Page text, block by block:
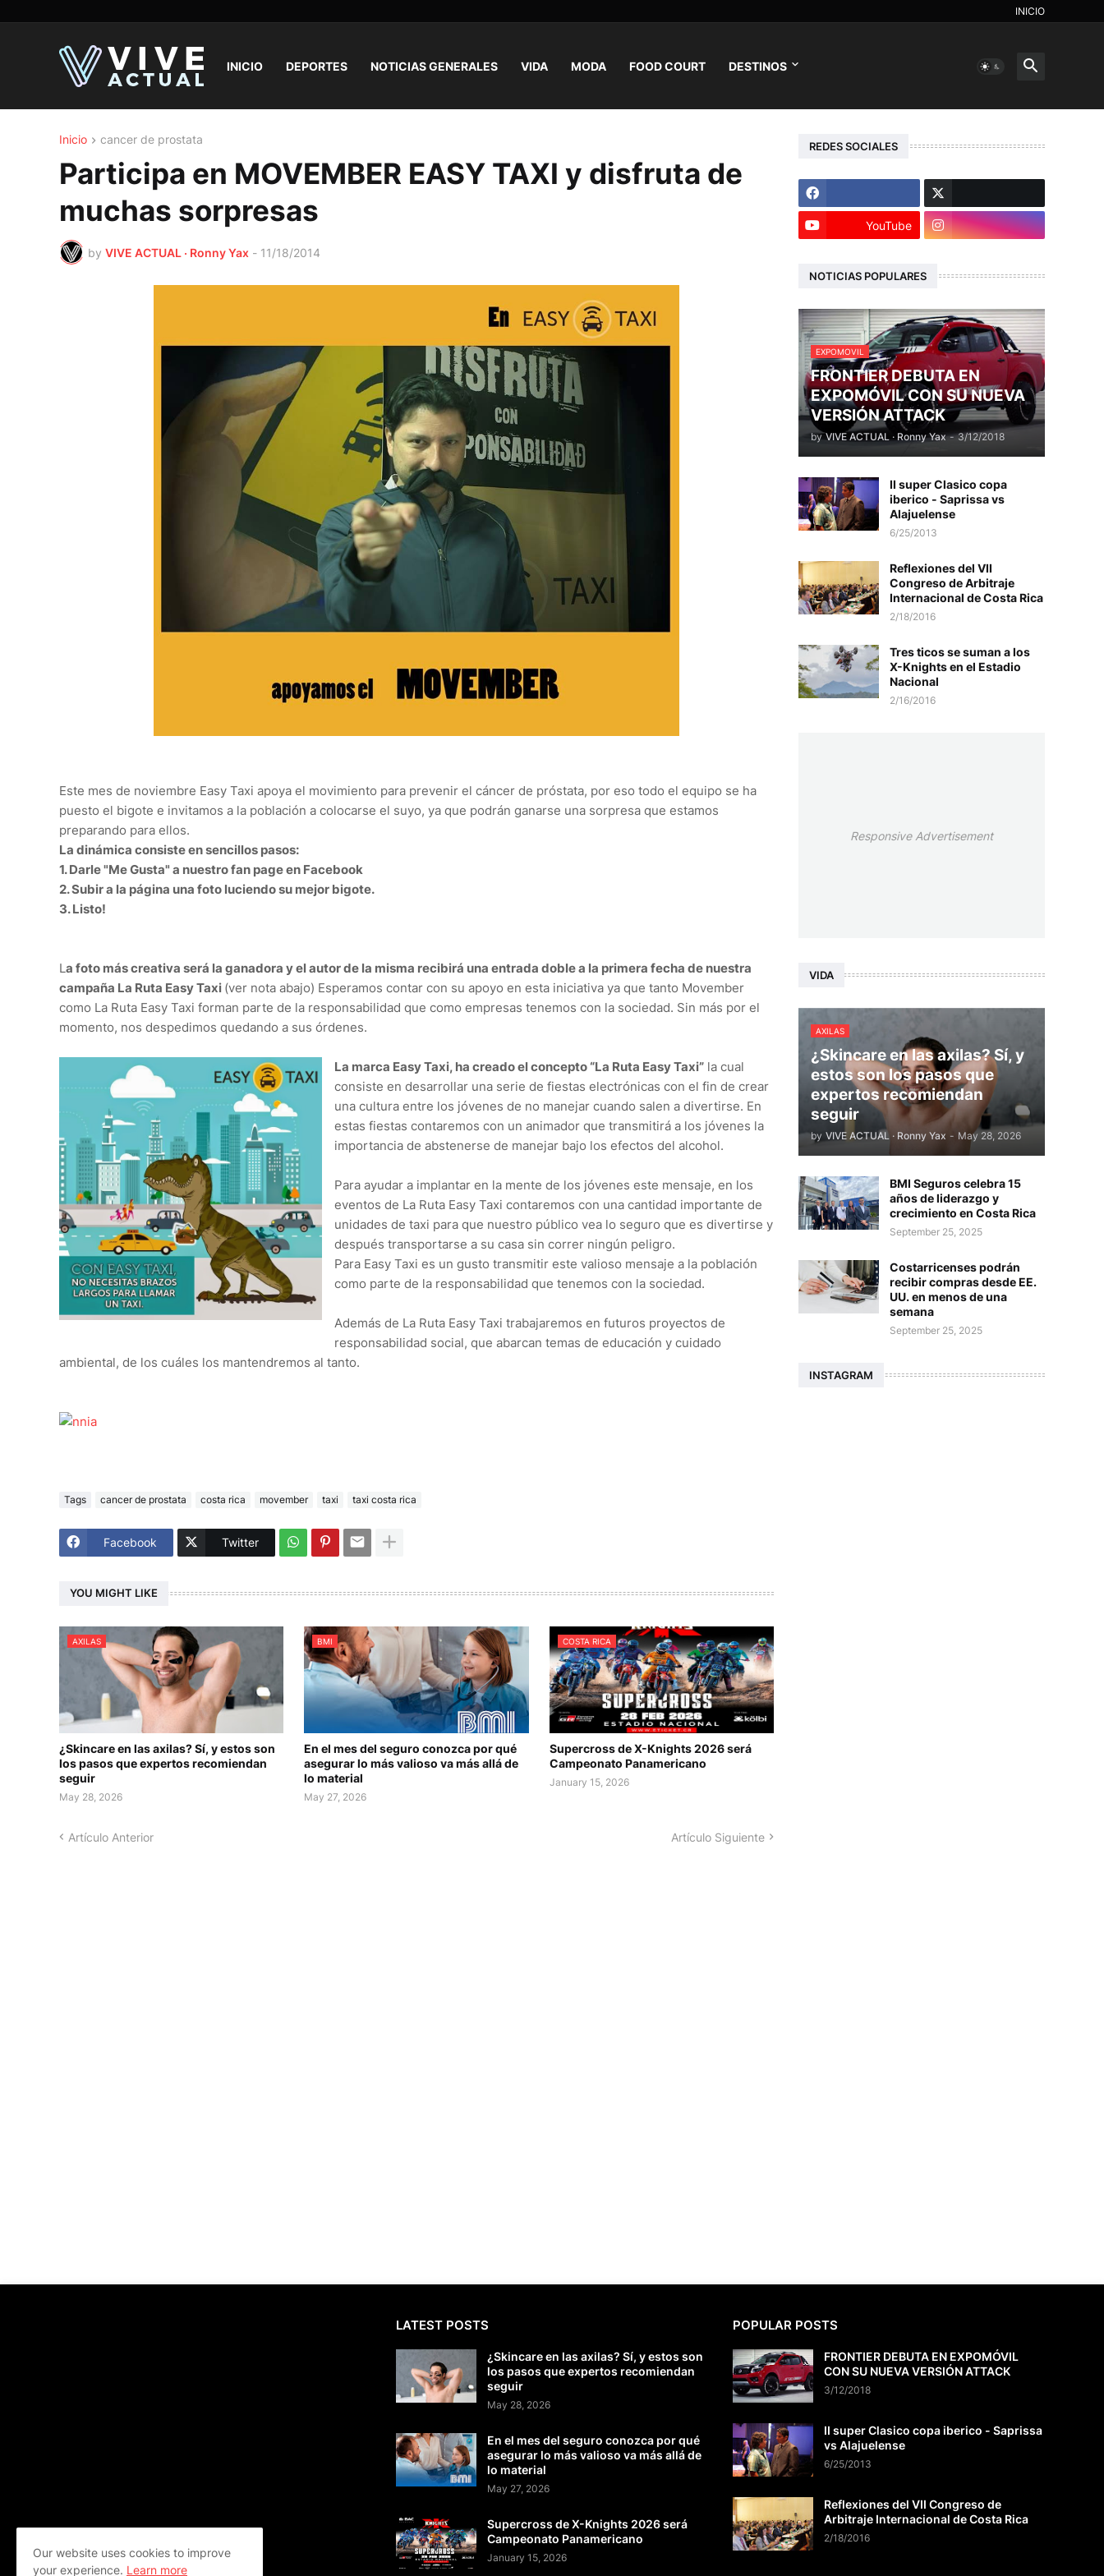
INICIO
INICIO DEPORTES NOTICIAS GENERALES VIDA MODA FOOD COURT DESTINOS
Inicio cancer de prostata
Participa en MOVEMBER EASY TAXI y disfruta de
muchas sorpresas
by VIVE ACTUAL · Ronny Yax - 11/18/2014
Este mes de noviembre Easy Taxi apoya el movimiento para prevenir el cáncer de próstata, por eso todo el equipo se ha
puesto el bigote e invitamos a la población a colocarse el suyo, ya que podrán ganarse una sorpresa que estamos
preparando para ellos.
La dinámica consiste en sencillos pasos:
1. Darle "Me Gusta" a nuestro fan page en Facebook
2. Subir a la página una foto luciendo su mejor bigote.
3. Listo!
La foto más creativa será la ganadora y el autor de la misma recibirá una entrada doble a la primera fecha de nuestra
campaña La Ruta Easy Taxi (ver nota abajo) Esperamos contar con su apoyo en esta iniciativa ya que tanto Movember
como La Ruta Easy Taxi forman parte de la responsabilidad que como empresas tenemos con la sociedad. Sin más por el
momento, nos despedimos quedando a sus órdenes.
La marca Easy Taxi, ha creado el concepto “La Ruta Easy Taxi” la cual
consiste en desarrollar una serie de fiestas electrónicas con el fin de crear
una cultura entre los jóvenes de no manejar cuando salen a divertirse. En
estas fiestas contaremos con un animador que transmitirá a los jóvenes la
importancia de abstenerse de manejar bajo los efectos del alcohol.
Para ayudar a implantar en la mente de los jóvenes este mensaje, en los
eventos de La Ruta Easy Taxi contaremos con una cantidad importante de
unidades de taxi para que nuestro público vea lo seguro que es divertirse y
después transportarse a su casa sin correr ningún peligro.
Para Easy Taxi es un gusto transmitir este valioso mensaje a la población
como parte de la responsabilidad que tenemos con la sociedad.
Además de La Ruta Easy Taxi trabajaremos en futuros proyectos de
responsabilidad social, que abarcan temas de educación y cuidado
ambiental, de los cuáles los mantendremos al tanto.
Tags cancer de prostata costa rica movember taxi taxi costa rica
Facebook Twitter
YOU MIGHT LIKE
AXILAS
¿Skincare en las axilas? Sí, y estos son
los pasos que expertos recomiendan
seguir
May 28, 2026
BMI
En el mes del seguro conozca por qué
asegurar lo más valioso va más allá de
lo material
May 27, 2026
COSTA RICA
Supercross de X-Knights 2026 será
Campeonato Panamericano
January 15, 2026
Artículo Anterior Artículo Siguiente
REDES SOCIALES
YouTube
NOTICIAS POPULARES
EXPOMOVIL
FRONTIER DEBUTA EN
EXPOMÓVIL CON SU NUEVA
VERSIÓN ATTACK
by VIVE ACTUAL · Ronny Yax - 3/12/2018
II super Clasico copa
iberico - Saprissa vs
Alajuelense
6/25/2013
Reflexiones del VII
Congreso de Arbitraje
Internacional de Costa Rica
2/18/2016
Tres ticos se suman a los
X-Knights en el Estadio
Nacional
2/16/2016
Responsive Advertisement
VIDA
AXILAS
¿Skincare en las axilas? Sí, y
estos son los pasos que
expertos recomiendan
seguir
by VIVE ACTUAL · Ronny Yax - May 28, 2026
BMI Seguros celebra 15
años de liderazgo y
crecimiento en Costa Rica
September 25, 2025
Costarricenses podrán
recibir compras desde EE.
UU. en menos de una
semana
September 25, 2025
INSTAGRAM
LATEST POSTS
¿Skincare en las axilas? Sí, y estos son
los pasos que expertos recomiendan
seguir
May 28, 2026
En el mes del seguro conozca por qué
asegurar lo más valioso va más allá de
lo material
May 27, 2026
Supercross de X-Knights 2026 será
Campeonato Panamericano
January 15, 2026
POPULAR POSTS
FRONTIER DEBUTA EN EXPOMÓVIL
CON SU NUEVA VERSIÓN ATTACK
3/12/2018
II super Clasico copa iberico - Saprissa
vs Alajuelense
6/25/2013
Reflexiones del VII Congreso de
Arbitraje Internacional de Costa Rica
2/18/2016
Our website uses cookies to improve
your experience. Learn more